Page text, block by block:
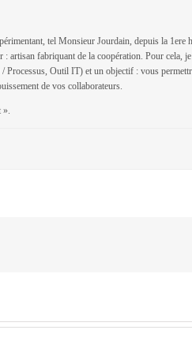
tel Monsieur Jourdain, depuis la 1ere
artisan fabriquant de la coopération. Pour cela,
Outil IT) et un objectif : vous
de vos collaborateurs.